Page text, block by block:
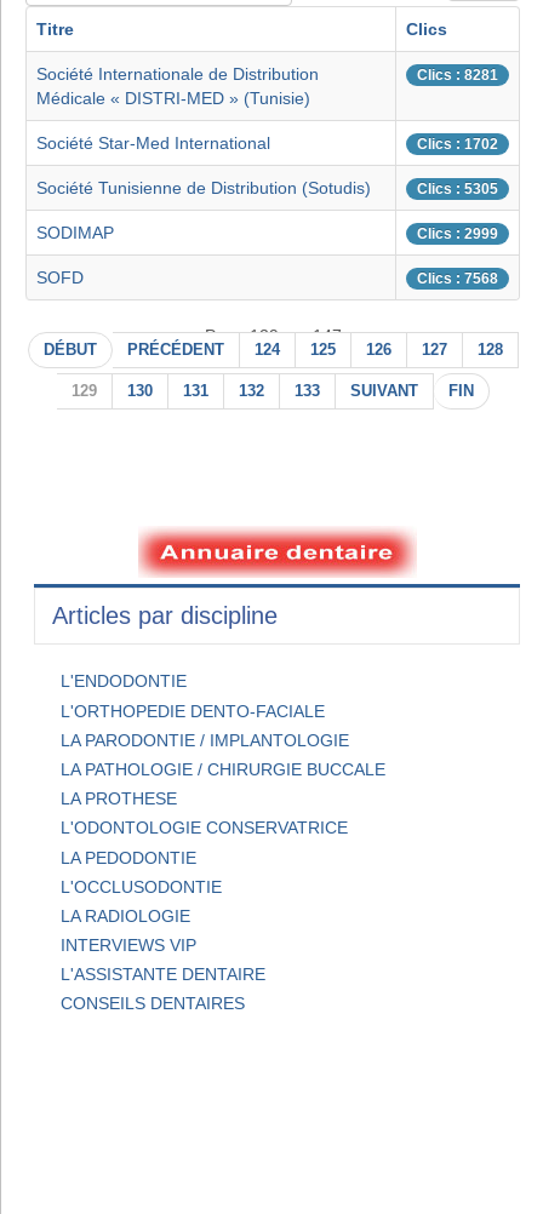
Titre Clics
Société Internationale de Distribution
Médicale « DISTRI-MED » (Tunisie)
Clics : 8281
Société Star-Med International Clics : 1702
Société Tunisienne de Distribution (Sotudis) Clics : 5305
SODIMAP Clics : 2999
SOFD Clics : 7568
Page 129 sur 147
DÉBUT PRÉCÉDENT 124 125 126 127 128
129 130 131 132 133 SUIVANT FIN
Articles par discipline
L'ENDODONTIE
L'ORTHOPEDIE DENTO-FACIALE
LA PARODONTIE / IMPLANTOLOGIE
LA PATHOLOGIE / CHIRURGIE BUCCALE
LA PROTHESE
L'ODONTOLOGIE CONSERVATRICE
LA PEDODONTIE
L'OCCLUSODONTIE
LA RADIOLOGIE
INTERVIEWS VIP
L'ASSISTANTE DENTAIRE
CONSEILS DENTAIRES